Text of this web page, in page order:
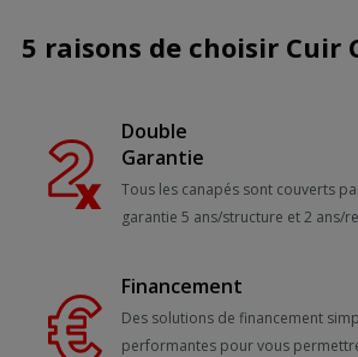
5 raisons de choisir Cuir
Double
Garantie
Tous les canapés sont couverts
garantie 5 ans/structure et 2 ans/
Financement
Des solutions de financement
performantes pour vous